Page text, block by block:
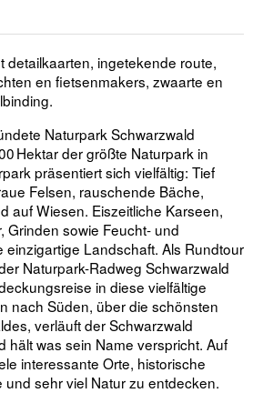
detailkaarten, ingetekende route,
en fietsenmakers, zwaarte en
Naturpark Schwarzwald
Hektar der größte Naturpark in
präsentiert sich vielfältig: Tief
Felsen, rauschende Bäche,
auf Wiesen. Eiszeitliche Karseen,
Grinden sowie Feucht- und
einzigartige Landschaft. Als Rundtour
Naturpark-Radweg Schwarzwald
in diese vielfältige
nach Süden, über die schönsten
verläuft der Schwarzwald
hält was sein Name verspricht. Auf
interessante Orte, historische
und sehr viel Natur zu entdecken.